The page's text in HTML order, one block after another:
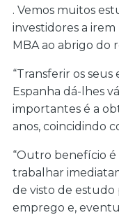
. Vemos muitos
investidores a
MBA ao abrigo do
“Transferir os
Espanha dá-lhes
importantes é a
anos, coincidindo
“Outro benefício é
trabalhar
de visto de estudo
emprego e,